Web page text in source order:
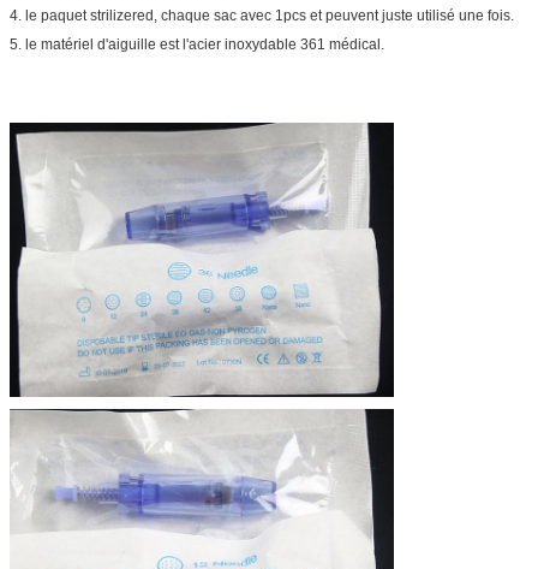
4. le paquet strilizered, chaque sac avec 1pcs et peuvent juste utilisé une fois.
5. le matériel d'aiguille est l'acier inoxydable 361 médical.